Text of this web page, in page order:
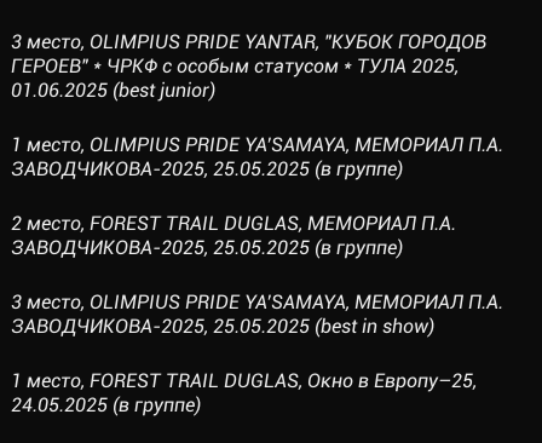
3 место, OLIMPIUS PRIDE YANTAR, "КУБОК ГОРОДОВ
ГЕРОЕВ" * ЧРКФ с особым статусом * ТУЛА 2025,
01.06.2025 (best junior)
1 место, OLIMPIUS PRIDE YA’SAMAYA, МЕМОРИАЛ П.А.
ЗАВОДЧИКОВА-2025, 25.05.2025 (в группе)
2 место, FOREST TRAIL DUGLAS, МЕМОРИАЛ П.А.
ЗАВОДЧИКОВА-2025, 25.05.2025 (в группе)
3 место, OLIMPIUS PRIDE YA’SAMAYA, МЕМОРИАЛ П.А.
ЗАВОДЧИКОВА-2025, 25.05.2025 (best in show)
1 место, FOREST TRAIL DUGLAS, Окно в Европу–25,
24.05.2025 (в группе)